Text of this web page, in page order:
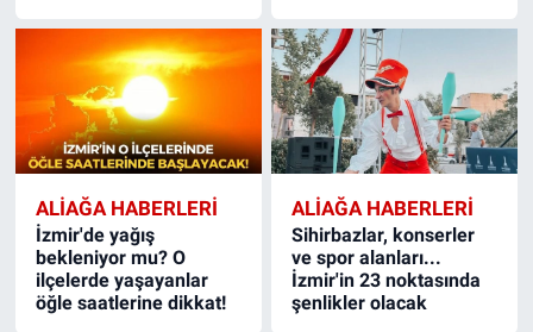
ALIAĞA HABERLERI
İzmir'de yağış
bekleniyor mu? O
ilçelerde yaşayanlar
öğle saatlerine dikkat!
ALIAĞA HABERLERI
Sihirbazlar, konserler
ve spor alanları...
İzmir'in 23 noktasında
şenlikler olacak